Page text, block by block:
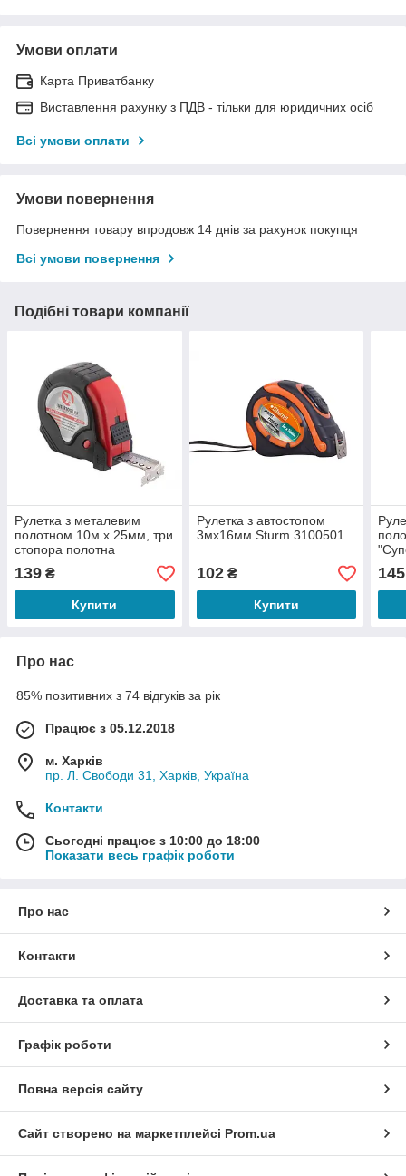
Умови оплати
Карта Приватбанку
Виставлення рахунку з ПДВ - тільки для юридичних осіб
Всі умови оплати
Умови повернення
Повернення товару впродовж 14 днів за рахунок покупця
Всі умови повернення
Подібні товари компанії
Рулетка з металевим
полотном 10м x 25мм, три
стопора полотна
INTERTOOL MT-0110
139 ₴
Купити
Рулетка з автостопом
3мх16мм Sturm 3100501
102₴
Купити
145
Про нас
85% позитивних з 74 відгуків за рік
Працює з 05.12.2018
м. Харків
пр. Л. Свободи 31, Харків, Україна
Контакти
Сьогодні працює з 10:00 до 18:00
Показати весь графік роботи
Про нас
Контакти
Доставка та оплата
Графік роботи
Повна версія сайту
Сайт створено на маркетплейсі Prom.ua